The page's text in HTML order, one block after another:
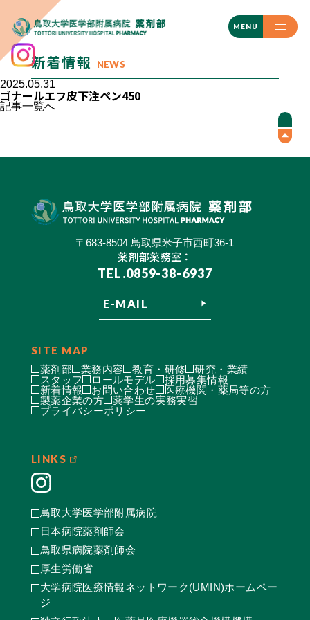
MENU
CLOSE
新着情報 NEWS
2025.05.31
ゴナールエフ皮下注ペン450
記事一覧へ
〒683-8504 鳥取県米子市西町36-1
薬剤部薬務室：
TEL.0859-38-6937
E-MAIL
SITE MAP
薬剤部 業務内容 教育・研修
研究・業績
スタッフ
ロールモデル
採用募集情報
新着情報
お問い合わせ
医療機関・薬局等の方
製薬企業の方
薬学生の実務実習
プライバシーポリシー
LINKS
鳥取大学医学部附属病院
日本病院薬剤師会
鳥取県病院薬剤師会
厚生労働省
大学病院医療情報ネットワーク(UMIN)ホームペー
ジ